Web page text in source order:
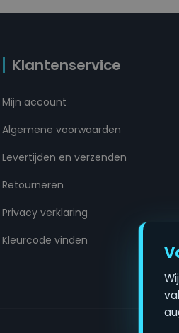
Klantenservice
Mijn account
Algemene voorwaarden
Levertijden en verzenden
Retourneren
Privacy verklaring
Kleurcode vinden